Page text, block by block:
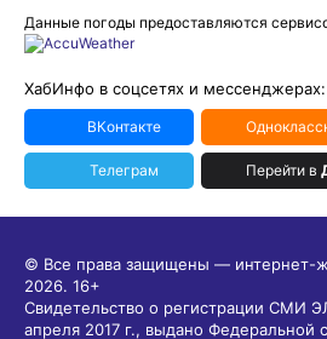
Данные погоды предоставляются
ХабИнфо в соцсетях и мессенджерах:
ВКонтакте
Телеграм Перейти в
© Все права защищены — интернет-
2026. 16+
Свидетельство о регистрации СМИ
апреля 2017 г., выдано Федеральной